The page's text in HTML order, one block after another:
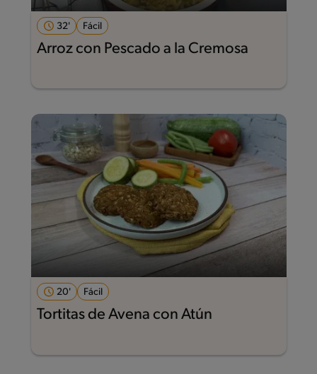
32' Fácil
Arroz con Pescado a la Cremosa
20' Fácil
Tortitas de Avena con Atún